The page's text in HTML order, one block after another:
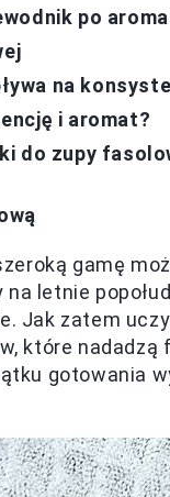
po
na
i aromat?
do zupy
gamę
letnie
Jak zatem
które nadadzą
gotowania